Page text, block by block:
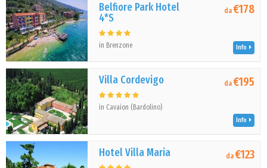
Belfiore Park Hotel
4*S
in Brenzone
da€178
Info
Villa Cordevigo
in Cavaion (Bardolino)
da€195
Info
Hotel Villa Maria da€123